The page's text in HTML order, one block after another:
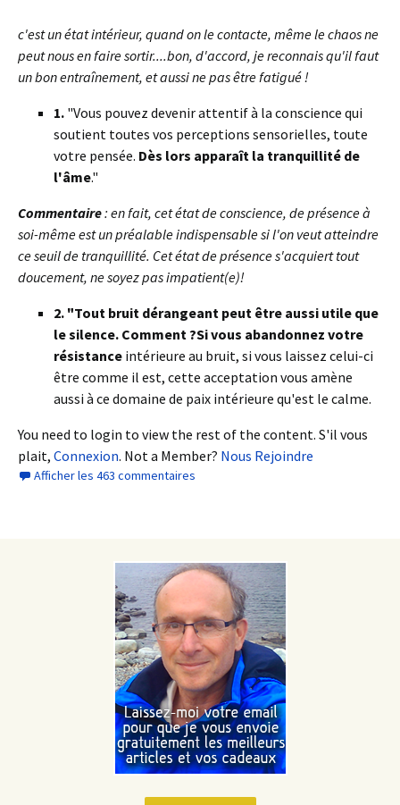
c'est un état intérieur, quand on le contacte, même le chaos ne
peut nous en faire sortir....bon, d'accord, je reconnais qu'il faut
un bon entraînement, et aussi ne pas être fatigué !
1. "Vous pouvez devenir attentif à la conscience qui
soutient toutes vos perceptions sensorielles, toute
votre pensée. Dès lors apparaît la tranquillité de
l'âme."
Commentaire: en fait, cet état de conscience, de présence à
soi-même est un préalable indispensable si l'on veut atteindre
ce seuil de tranquillité. Cet état de présence s'acquiert tout
doucement, ne soyez pas impatient(e)!
2. "Tout bruit dérangeant peut être aussi utile que
le silence. Comment ?Si vous abandonnez votre
résistance intérieure au bruit, si vous laissez celui-ci
être comme il est, cette acceptation vous amène
aussi à ce domaine de paix intérieure qu'est le calme.
You need to login to view the rest of the content. S'il vous
plait, Connexion. Not a Member? Nous Rejoindre
Afficher les 463 commentaires